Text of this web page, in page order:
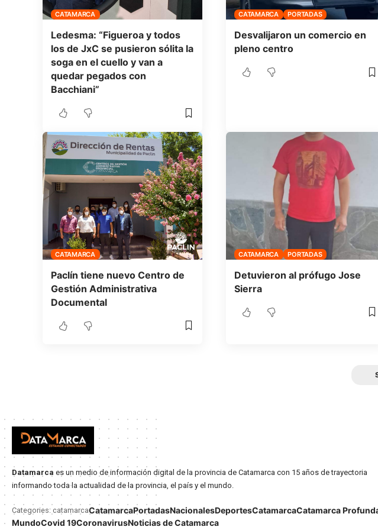
CATAMARCA
Ledesma: “Figueroa y todos
los de JxC se pusieron sólita la
soga en el cuello y van a
quedar pegados con
Bacchiani”
CATAMARCA PORTADAS
Desvalijaron un comercio en
pleno centro
CATAMARCA
Paclín tiene nuevo Centro de
Gestión Administrativa
Documental
CATAMARCA PORTADAS
Detuvieron al prófugo Jose
Sierra
Datamarca es un medio de información digital de la provincia de Catamarca con 15 años de trayectoria
informando toda la actualidad de la provincia, el país y el mundo.
Categories: catamarcaCatamarcaPortadasNacionalesDeportesCatamarcaCatamarca
MundoCovid 19CoronavirusNoticias de Catamarca